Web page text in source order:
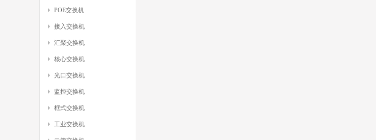
POE交换机
接入交换机
汇聚交换机
核心交换机
光口交换机
监控交换机
框式交换机
工业交换机